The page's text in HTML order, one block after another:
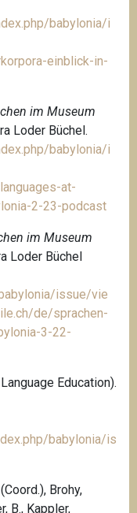
babylonia/i
einblick-in-
im Museum
Loder Büchel.
babylonia/i
at-
2-23-podcast
im Museum
Loder Büchel
issue/vie
de/sprachen-
3-22-
Education).
babylonia/is
Brohy,
B., Kappler,